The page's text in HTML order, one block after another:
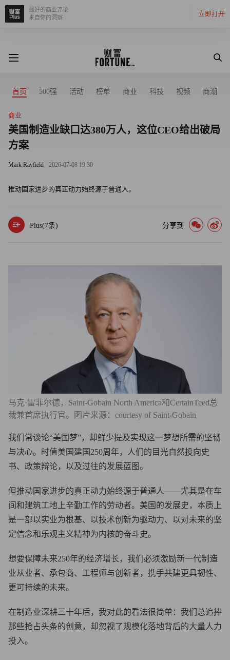
立即打开
最好的商业评论
来自你的洞察
首页 500强 活动 榜单 商业 科技 视频 商潮
商业
美国制造业缺口达380万人，这位CEO给出破局
方案
Mark Rayfield 2026-07-08 19:30
推动国家进步的真正动力始终源于普通人。
Plus(7条) 分享到
马克·雷菲尔德，Saint-Gobain North America和CertainTeed总
裁兼首席执行官。图片来源：courtesy of Saint-Gobain
我们常谈论“美国梦”，却鲜少提及实现这一梦想所需的坚韧
与决心。时值美国建国250周年，人们的目光自然投向史
书、政策辩论，以及过往的发展蓝图。
但推动国家进步的真正动力始终源于普通人——尤其是在车
间和建筑工地上辛勤工作的劳动者。美国的发展史，本质上
是一部以实业为根基、以技术创新为驱动力、以对未来的坚
定信念和乐观主义精神为内核的奋斗史。
想要保障未来250年的经济增长，我们必须激励新一代制造
业从业者、承包商、工程师与创新者，携手共建更具韧性、
更可持续的未来。
在制造业深耕三十年后，我对此的看法很简单：我们总追捧
那些抢占头条的创意，却忽视了规模化落地背后的大量人力
投入。